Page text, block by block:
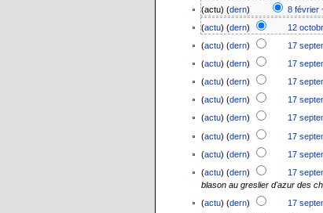
(actu) (dern) 8 février
(actu) (dern) 12
(actu) (dern) 17
(actu) (dern) 17
(actu) (dern) 17
(actu) (dern) 17
(actu) (dern) 17
(actu) (dern) 17
(actu) (dern) 17
(actu) (dern) 17
blason au greslier d'azur des
(actu) (dern) 17